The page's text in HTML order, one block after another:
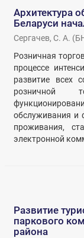
Архитектура
Беларуси
Сергачев, С. А. (
Розничная
процессе
развитие всех
розничной
обслуживания и
проживания,
электронной
Развитие
паркового
района